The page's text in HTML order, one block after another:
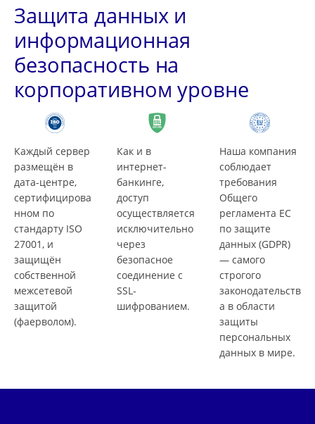
Защита данных и
информационная
безопасность на
корпоративном уровне
Каждый сервер
размещён в
дата-центре,
сертифицирова
нном по
стандарту ISO
27001, и
защищён
собственной
межсетевой
защитой
(фаерволом).
Как и в
интернет-
банкинге,
доступ
осуществляется
исключительно
через
безопасное
соединение с
SSL-
шифрованием.
Наша компания
соблюдает
требования
Общего
регламента ЕС
по защите
данных (GDPR)
— самого
строгого
законодательств
а в области
защиты
персональных
данных в мире.